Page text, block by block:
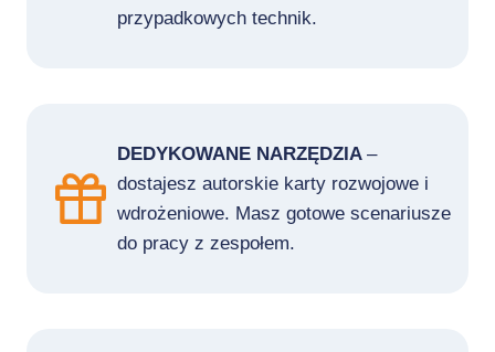
przypadkowych technik.
DEDYKOWANE NARZĘDZIA –
dostajesz autorskie karty rozwojowe i
wdrożeniowe. Masz gotowe scenariusze
do pracy z zespołem.